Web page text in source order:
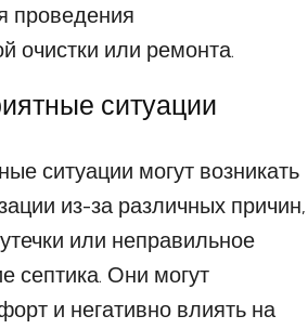
проведения
очистки или ремонта.
ситуации
ситуации могут возникать
из-за различных причин,
или неправильное
септика. Они могут
и негативно влиять на